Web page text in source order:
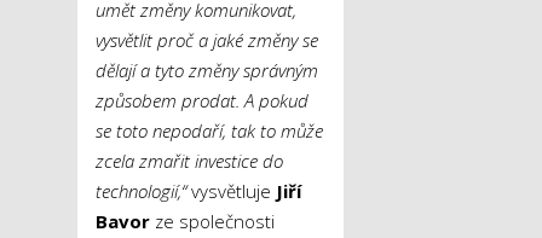
umět změny komunikovat,
vysvětlit proč a jaké změny se
dělají a tyto změny správným
způsobem prodat. A pokud
se toto nepodaří, tak to může
zcela zmařit investice do
technologií,“vysvětluje Jiří
Bavor ze společnosti